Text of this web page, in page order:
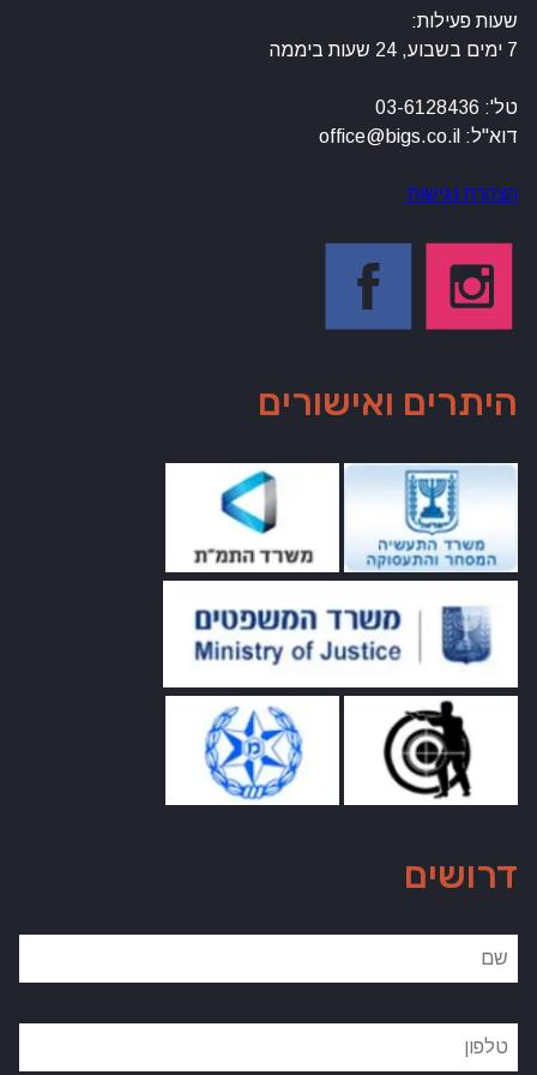
שעות פעילות:
7 ימים בשבוע, 24 שעות ביממה
טל': 03-6128436
דוא"ל: office@bigs.co.il
הצהרת נגישות
היתרים ואישורים
דרושים